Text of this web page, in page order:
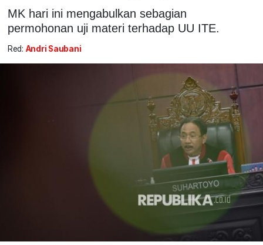
MK hari ini mengabulkan sebagian
permohonan uji materi terhadap UU ITE.
Red: Andri Saubani